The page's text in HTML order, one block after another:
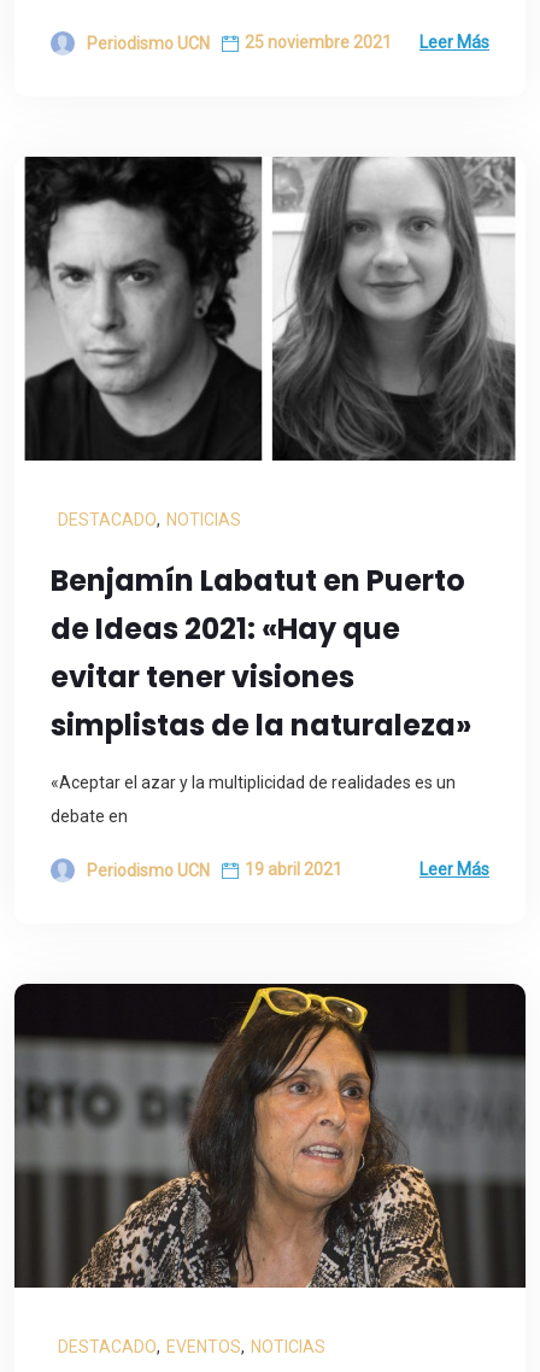
Periodismo UCN 25 noviembre 2021 Leer Más
DESTACADO, NOTICIAS
Benjamín Labatut en Puerto
de Ideas 2021: «Hay que
evitar tener visiones
simplistas de la naturaleza»
«Aceptar el azar y la multiplicidad de realidades es un
debate en
Periodismo UCN 19 abril 2021 Leer Más
DESTACADO, EVENTOS, NOTICIAS